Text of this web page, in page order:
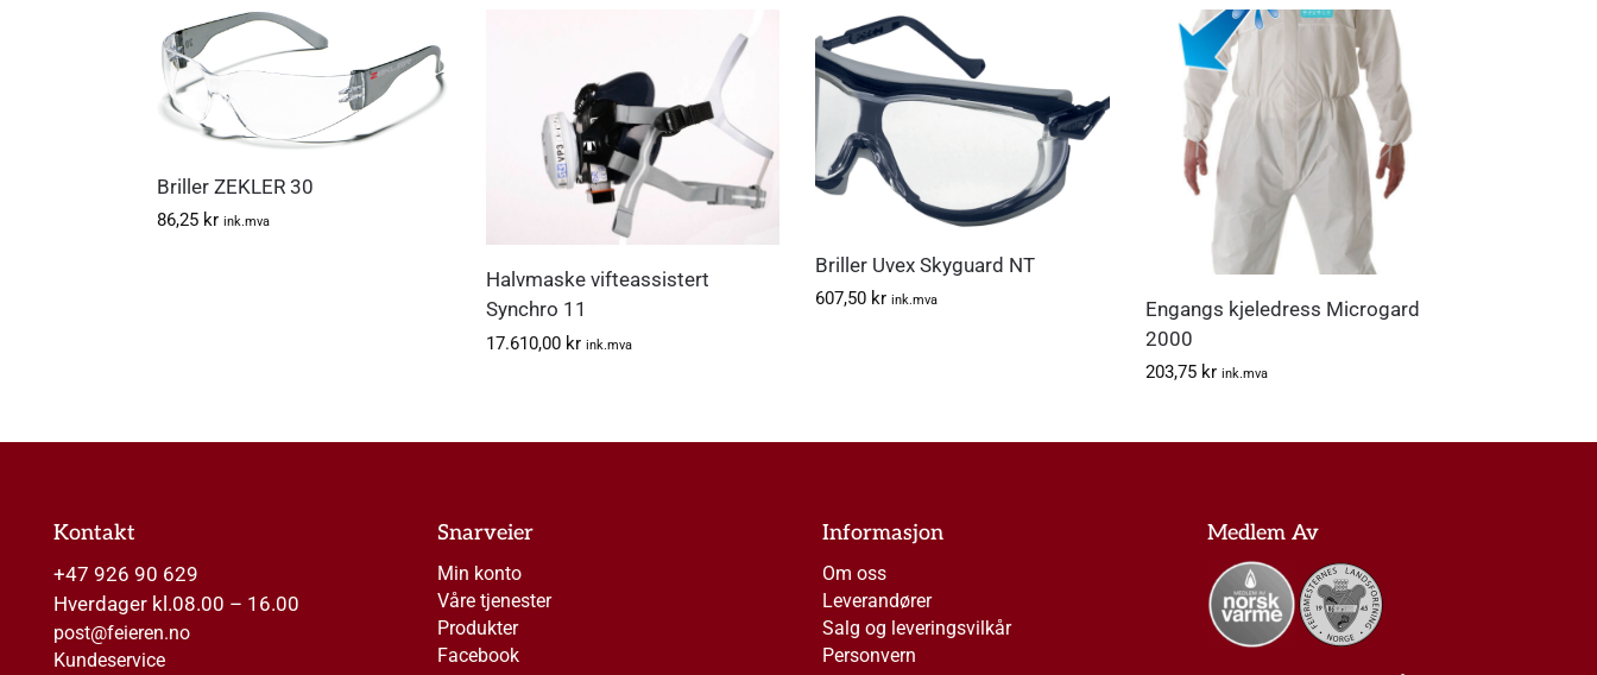
Briller ZEKLER 30
86,25 kr ink.mva
Halvmaske vifteassistert
Synchro 11
17.610,00 kr ink.mva
Briller Uvex Skyguard NT
607,50 kr ink.mva
Engangs kjeledress Microgard
2000
203,75 kr ink.mva
Kontakt
+47 926 90 629
Hverdager kl.08.00 – 16.00
post@feieren.no
Kundeservice
Snarveier
Min konto
Våre tjenester
Produkter
Facebook
Informasjon
Om oss
Leverandører
Salg og leveringsvilkår
Personvern
Medlem Av